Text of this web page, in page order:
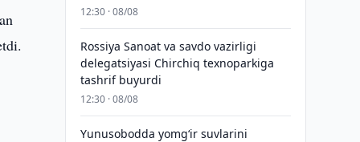
12:30 · 08/08
Rossiya Sanoat va savdo vazirligi
delegatsiyasi Chirchiq texnoparkiga
tashrif buyurdi
12:30 · 08/08
Yunusobodda yomg‘ir suvlarini